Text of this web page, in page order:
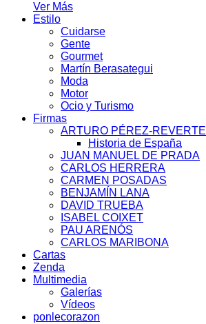
Ver Más
Estilo
Cuidarse
Gente
Gourmet
Martín Berasategui
Moda
Motor
Ocio y Turismo
Firmas
ARTURO PÉREZ-REVERTE
Historia de España
JUAN MANUEL DE PRADA
CARLOS HERRERA
CARMEN POSADAS
BENJAMÍN LANA
DAVID TRUEBA
ISABEL COIXET
PAU ARENÓS
CARLOS MARIBONA
Cartas
Zenda
Multimedia
Galerías
Vídeos
ponlecorazon